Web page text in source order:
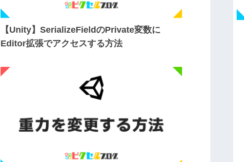
【Unity】SerializeFieldのPrivate変数に
Editor拡張でアクセスする方法